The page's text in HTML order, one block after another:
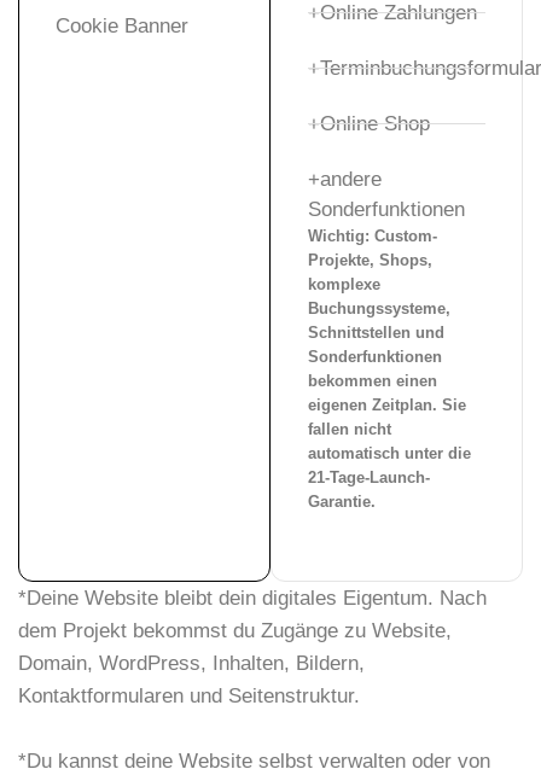
Cookie Banner
+Online Zahlungen
+Terminbuchungsformular
+Online Shop
+andere
Sonderfunktionen
Wichtig: Custom-
Projekte, Shops,
komplexe
Buchungssysteme,
Schnittstellen und
Sonderfunktionen
bekommen einen
eigenen Zeitplan. Sie
fallen nicht
automatisch unter die
21-Tage-Launch-
Garantie.
*Deine Website bleibt dein digitales Eigentum. Nach
dem Projekt bekommst du Zugänge zu Website,
Domain, WordPress, Inhalten, Bildern,
Kontaktformularen und Seitenstruktur.
*Du kannst deine Website selbst verwalten oder von